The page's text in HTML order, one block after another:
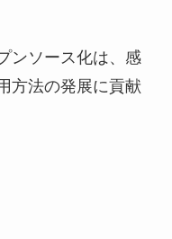
ンソース化は、感
方法の発展に貢献